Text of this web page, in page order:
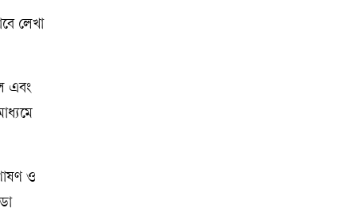
লেখা
এবং
ও